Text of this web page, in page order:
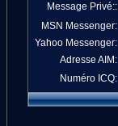
Message Privé::
MSN Messenger:
Yahoo Messenger:
Adresse AIM:
Numéro ICQ: